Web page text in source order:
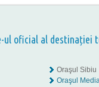
ul oficial al destinației
Oraşul Sibiu
Oraşul